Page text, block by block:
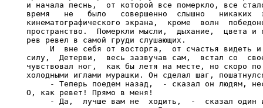
и начала песнь,  от которой все померкло, все
время   не   было   совершенно  слышно
кинематографического экрана,  кроме  волн
пространство.  Померкли мысли,  дыхание,  цвета и
рев ревел в самой груди слушающих.
И  вне себя от восторга,  от счастья видеть
силу,  Детерви,  весь зазвучав сам,  встал со
чувствовал ног,  как бы летя на месте, но скоро по
холодными иглами мурашки. Он сделал шаг,
- Теперь поедем назад,  - сказал он людям,
О, как ревет! Прямо в меня!
- Да,  лучше вам не  ходить,  -  сказал один